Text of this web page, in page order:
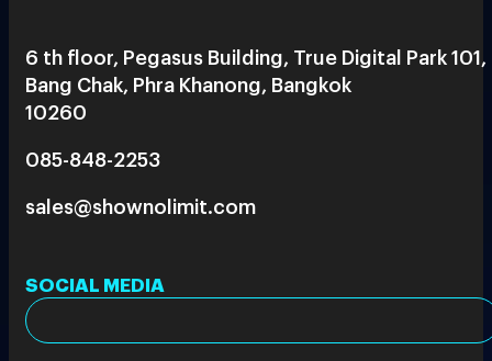
6 th floor, Pegasus Building, True Digital Park 101,
Bang Chak, Phra Khanong, Bangkok
10260
085-848-2253
sales@shownolimit.com
SOCIAL MEDIA